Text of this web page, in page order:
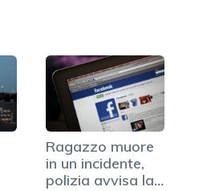
Ragazzo muore
in un incidente,
polizia avvisa la…